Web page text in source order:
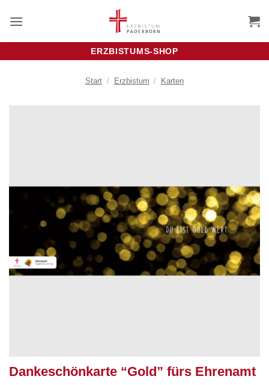
Inhalt
ERZBISTUMS-SHOP
Start / Erzbistum / Karten
Dankeschönkarte “Gold” fürs Ehrenamt